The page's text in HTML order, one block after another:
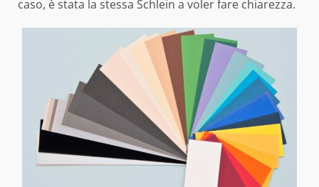
caso, è stata la stessa Schlein a voler fare chiarezza.